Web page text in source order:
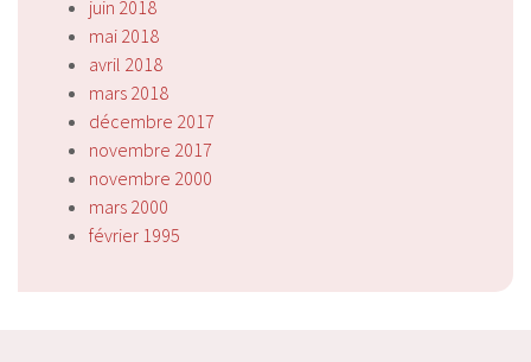
juin 2018
mai 2018
avril 2018
mars 2018
décembre 2017
novembre 2017
novembre 2000
mars 2000
février 1995